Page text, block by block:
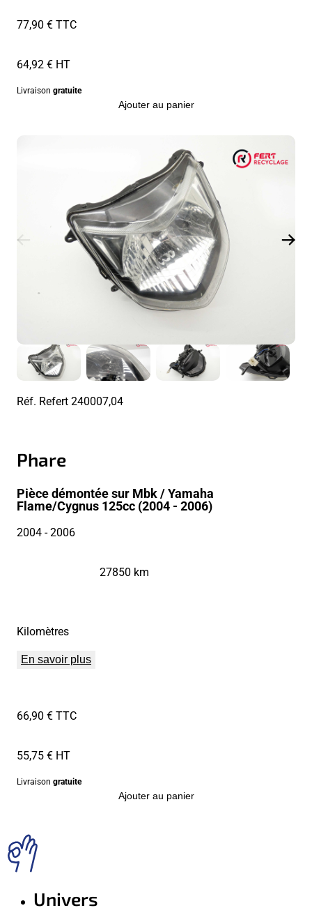
77,90 € TTC
64,92 € HT
Livraison gratuite
Ajouter au panier
Réf. Refert240007,04
Phare
Pièce démontée sur Mbk / Yamaha
Flame/Cygnus 125cc (2004 - 2006)
2004- 2006
Kilomètres
27850 km
En savoir plus
66,90 € TTC
55,75 € HT
Livraison gratuite
Ajouter au panier
Univers